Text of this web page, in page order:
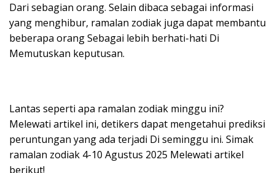
Dari sebagian orang. Selain dibaca sebagai informasi
yang menghibur, ramalan zodiak juga dapat membantu
beberapa orang Sebagai lebih berhati-hati Di
Memutuskan keputusan.
Lantas seperti apa ramalan zodiak minggu ini?
Melewati artikel ini, detikers dapat mengetahui prediksi
peruntungan yang ada terjadi Di seminggu ini. Simak
ramalan zodiak 4-10 Agustus 2025 Melewati artikel
berikut!